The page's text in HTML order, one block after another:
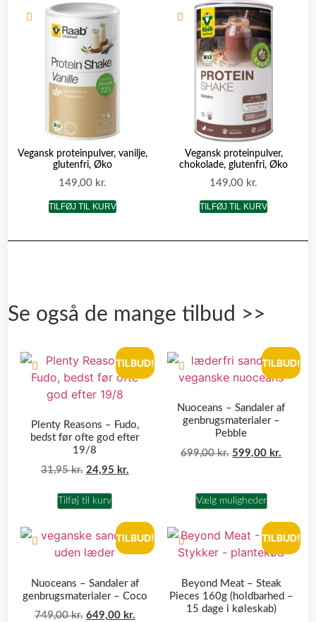
Vegansk proteinpulver, vanilje,
glutenfri, Øko
149,00 kr.
TILFØJ TIL KURV
Vegansk proteinpulver,
chokolade, glutenfri, Øko
149,00 kr.
TILFØJ TIL KURV
Se også de mange tilbud >>
TILBUD!
Plenty Reasons – Fudo,
bedst før ofte god efter
19/8
31,95kr. 24,95 kr.
Tilføj til kurv
TILBUD!
Nuoceans – Sandaler af
genbrugsmaterialer –
Pebble
699,00kr. 599,00 kr.
Vælg muligheder
TILBUD!
Nuoceans – Sandaler af
genbrugsmaterialer – Coco
749,00kr. 649,00 kr.
TILBUD!
Beyond Meat – Steak
Pieces 160g (holdbarhed –
15 dage i køleskab)